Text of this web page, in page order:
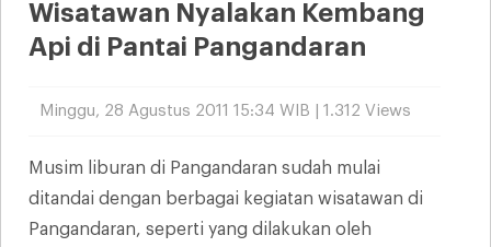
Wisatawan Nyalakan Kembang
Api di Pantai Pangandaran
Minggu, 28 Agustus 2011 15:34 WIB | 1.312 Views
Musim liburan di Pangandaran sudah mulai
ditandai dengan berbagai kegiatan wisatawan di
Pangandaran, seperti yang dilakukan oleh